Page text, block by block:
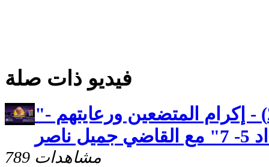
فيديو ذات صلة
"رسالة بطرس الاولى (25) - إكرام المتضعين ورعايتهم -
789 مشاهدات